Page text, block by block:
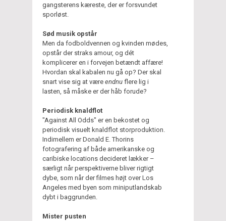
gangsterens kæreste, der er forsvundet
sporløst.
Sød musik opstår
Men da fodboldvennen og kvinden mødes,
opstår der straks amour, og dét
komplicerer en i forvejen betændt affære!
Hvordan skal kabalen nu gå op? Der skal
snart vise sig at være endnu flere lig i
lasten, så måske er der håb forude?
Periodisk knaldflot
"Against All Odds" er en bekostet og
periodisk visuelt knaldflot storproduktion.
Indimellem er Donald E. Thorins
fotografering af både amerikanske og
caribiske locations decideret lækker –
særligt når perspektiverne bliver rigtigt
dybe, som når der filmes højt over Los
Angeles med byen som miniputlandskab
dybt i baggrunden.
Mister pusten